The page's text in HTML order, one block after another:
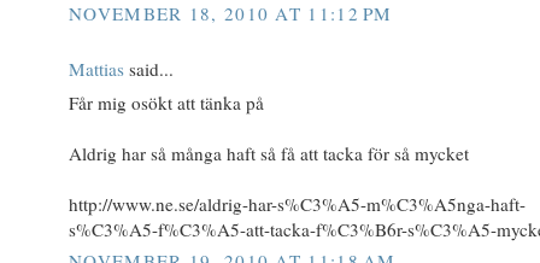
NOVEMBER 18, 2010 AT 11:12 PM
Mattias said...
Får mig osökt att tänka på
Aldrig har så många haft så få att tacka för så mycket
http://www.ne.se/aldrig-har-s%C3%A5-m%C3%A5nga-haft-
s%C3%A5-f%C3%A5-att-tacka-f%C3%B6r-s%C3%A5-